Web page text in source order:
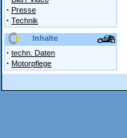
· Presse
· Technik
Inhalte
· techn. Daten
· Motorpflege